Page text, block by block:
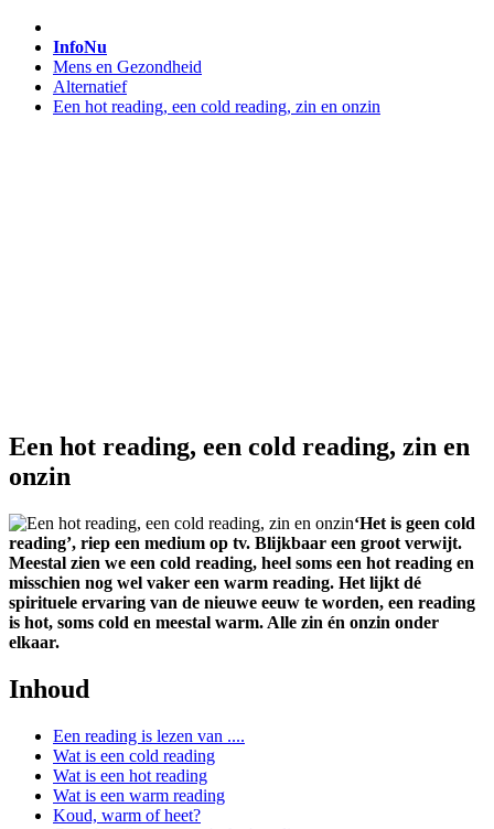
InfoNu
Mens en Gezondheid
Alternatief
Een hot reading, een cold reading, zin en onzin
Een hot reading, een cold reading, zin en
onzin
‘Het is geen cold
reading’, riep een medium op tv. Blijkbaar een groot verwijt.
Meestal zien we een cold reading, heel soms een hot reading en
misschien nog wel vaker een warm reading. Het lijkt dé
spirituele ervaring van de nieuwe eeuw te worden, een reading
is hot, soms cold en meestal warm. Alle zin én onzin onder
elkaar.
Inhoud
Een reading is lezen van ....
Wat is een cold reading
Wat is een hot reading
Wat is een warm reading
Koud, warm of heet?